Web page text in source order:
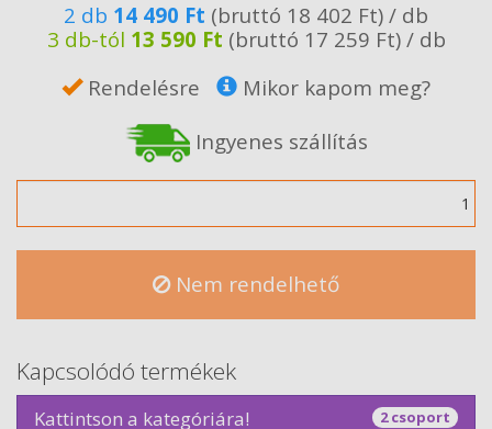
2 db 14 490 Ft (bruttó 18 402 Ft) / db
3 db-tól 13 590 Ft (bruttó 17 259 Ft) / db
Rendelésre
Mikor kapom meg?
Ingyenes szállítás
Nem rendelhető
Kapcsolódó termékek
Kattintson a kategóriára! 2 csoport